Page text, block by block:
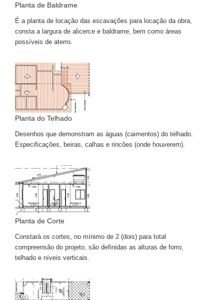
Planta de Baldrame
É a planta de locação das escavações para locação da obra,
consta a largura de alicerce e baldrame, bem como áreas
possíveis de aterro.
Planta do Telhado
Desenhos que demonstram as águas (caimentos) do telhado.
Especificações, beiras, calhas e rincões (onde houverem).
Planta de Corte
Constará os cortes, no mínimo de 2 (dois) para total
compreensão do projeto, são definidas as alturas de forro,
telhado e níveis verticais.